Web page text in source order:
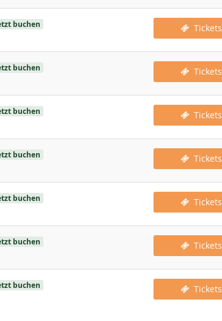
buchen Tickets
buchen Tickets
buchen Tickets
buchen Tickets
buchen Tickets
buchen Tickets
buchen Tickets